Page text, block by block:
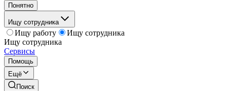
Понятно
Ищу сотрудника
Ищу работу
Ищу сотрудника
Ищу сотрудника
Сервисы
Помощь
Ещё
Поиск